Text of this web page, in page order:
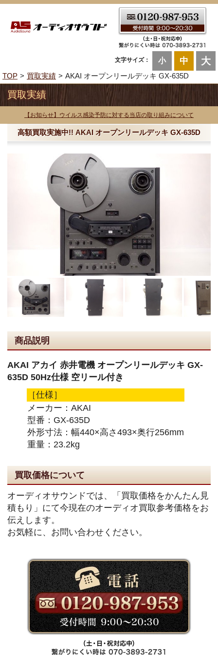
文字サイズ： 小 中 大
TOP 買取実績 AKAI オープンリールデッキ GX-635D
買取実績
【お知らせ】ウイルス感染予防に対する当店の取り組みについて
高額買取実施中!! AKAI オープンリールデッキ GX-635D
商品説明
AKAI アカイ 赤井電機 オープンリールデッキ GX-
635D 50Hz仕様 空リール付き
［仕様］
メーカー：AKAI
型番：GX-635D
外形寸法：幅440×高さ493×奥行256mm
重量：23.2kg
買取価格について
オーディオサウンドでは、「買取価格をかんたん見
積もり」にて今現在のオーディオ買取参考価格をお
伝えします。
お気軽に、お問い合わせください。